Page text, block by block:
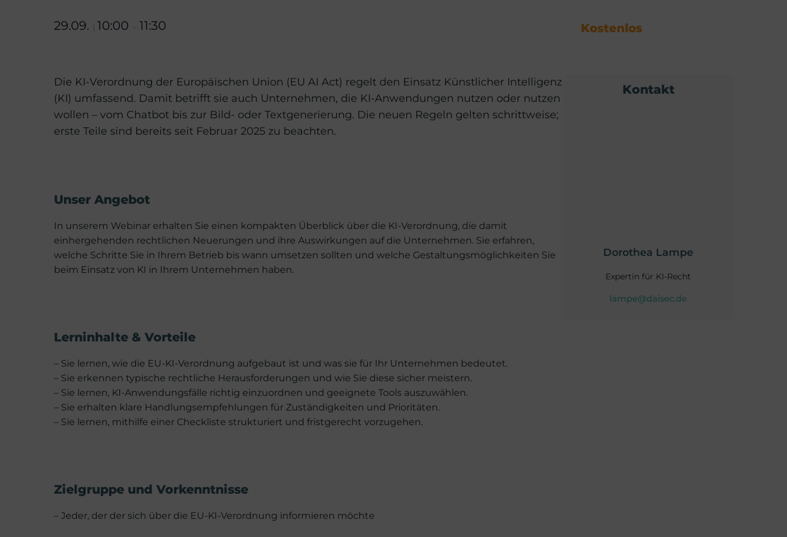
29.09. 10:00 11:30 Kostenlos
Die KI-Verordnung der Europäischen Union (EU AI Act) regelt den Einsatz Künstlicher Intelligenz
(KI) umfassend. Damit betrifft sie auch Unternehmen, die KI-Anwendungen nutzen oder nutzen
wollen – vom Chatbot bis zur Bild- oder Textgenerierung. Die neuen Regeln gelten schrittweise;
erste Teile sind bereits seit Februar 2025 zu beachten.
Unser Angebot
In unserem Webinar erhalten Sie einen kompakten Überblick über die KI-Verordnung, die damit
einhergehenden rechtlichen Neuerungen und ihre Auswirkungen auf die Unternehmen. Sie erfahren,
welche Schritte Sie in Ihrem Betrieb bis wann umsetzen sollten und welche Gestaltungsmöglichkeiten Sie
beim Einsatz von KI in Ihrem Unternehmen haben.
Lerninhalte & Vorteile
– Sie lernen, wie die EU-KI-Verordnung aufgebaut ist und was sie für Ihr Unternehmen bedeutet.
– Sie erkennen typische rechtliche Herausforderungen und wie Sie diese sicher meistern.
– Sie lernen, KI-Anwendungsfälle richtig einzuordnen und geeignete Tools auszuwählen.
– Sie erhalten klare Handlungsempfehlungen für Zuständigkeiten und Prioritäten.
– Sie lernen, mithilfe einer Checkliste strukturiert und fristgerecht vorzugehen.
Zielgruppe und Vorkenntnisse
– Jeder, der der sich über die EU-KI-Verordnung informieren möchte
Kontakt
Dorothea Lampe
Expertin für KI-Recht
lampe@daisec.de